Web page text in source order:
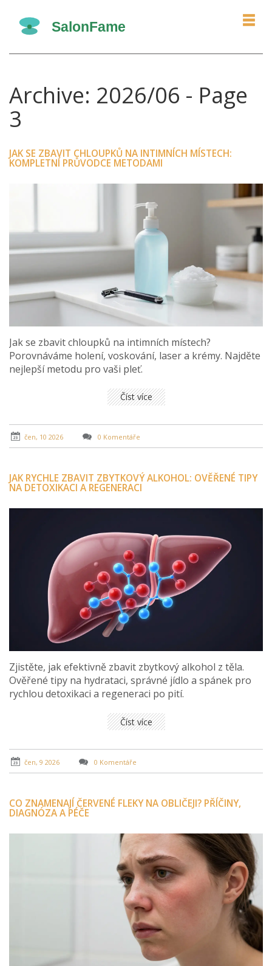
Archive: 2026/06 - Page
3
JAK SE ZBAVIT CHLOUPKŮ NA INTIMNÍCH MÍSTECH:
KOMPLETNÍ PRŮVODCE METODAMI
Jak se zbavit chloupků na intimních místech?
Porovnáváme holení, voskování, laser a krémy. Najděte
nejlepší metodu pro vaši pleť.
Číst více
čen, 10 2026 0 Komentáře
JAK RYCHLE ZBAVIT ZBYTKOVÝ ALKOHOL: OVĚŘENÉ TIPY
NA DETOXIKACI A REGENERACI
Zjistěte, jak efektivně zbavit zbytkový alkohol z těla.
Ověřené tipy na hydrataci, správné jídlo a spánek pro
rychlou detoxikaci a regeneraci po pití.
Číst více
čen, 9 2026 0 Komentáře
CO ZNAMENAJÍ ČERVENÉ FLEKY NA OBLIČEJI? PŘÍČINY,
DIAGNÓZA A PÉČE